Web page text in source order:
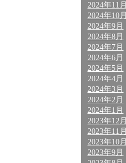
2024年11月
2024年10月
2024年9月
2024年8月
2024年7月
2024年6月
2024年5月
2024年4月
2024年3月
2024年2月
2024年1月
2023年12月
2023年11月
2023年10月
2023年9月